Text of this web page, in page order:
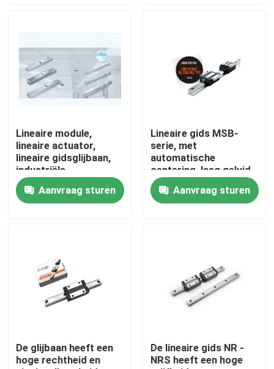
Producten
Over ons
Fabrieksreis
Kwaliteitscontrole
kantoorprinter
Koelschroeftransmissiecomponent
Lineaire module,
lineaire actuator,
lineaire gidsglijbaan,
industriële
automatisering
Aanvraag sturen
Lineaire gids MSB-
serie, met
automatische
centering, laag geluid
en uitwisselbare
functies.Aanvraag sturen
De glijbaan heeft een
hoge rechtheid en
De lineaire gids NR -
NRS heeft een hoge